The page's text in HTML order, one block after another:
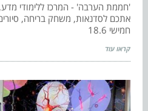
'חממת הערבה' - המרכז ללימודי
אתכם לסדנאות, משחק בריחה, סיורים
חמישי 18.6
קראו עוד